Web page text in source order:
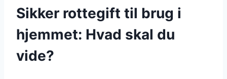
Sikker rottegift til brug i
hjemmet: Hvad skal du
vide?